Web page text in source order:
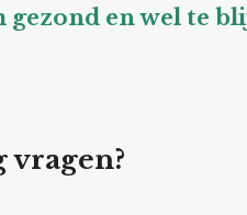
en wel te
vragen?